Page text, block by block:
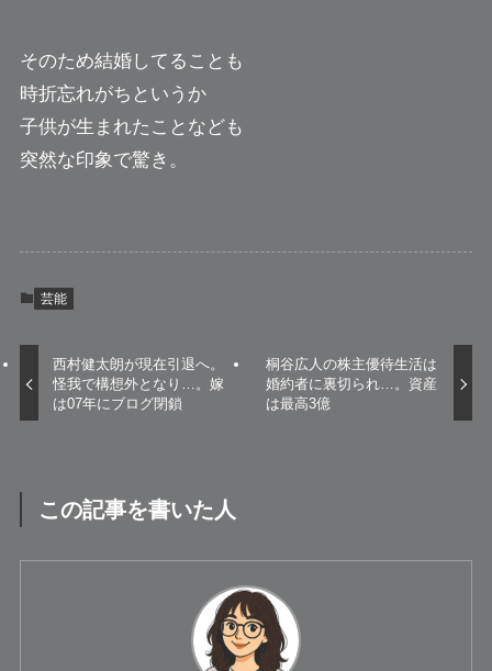
そのため結婚してることも
時折忘れがちというか
子供が生まれたことなども
突然な印象で驚き。
芸能
西村健太朗が現在引退へ。
怪我で構想外となり…。嫁
は07年にブログ閉鎖
桐谷広人の株主優待生活は
婚約者に裏切られ…。資産
は最高3億
この記事を書いた人